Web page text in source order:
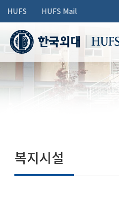
HUFS HUFS Mail
HUFS
복지시설